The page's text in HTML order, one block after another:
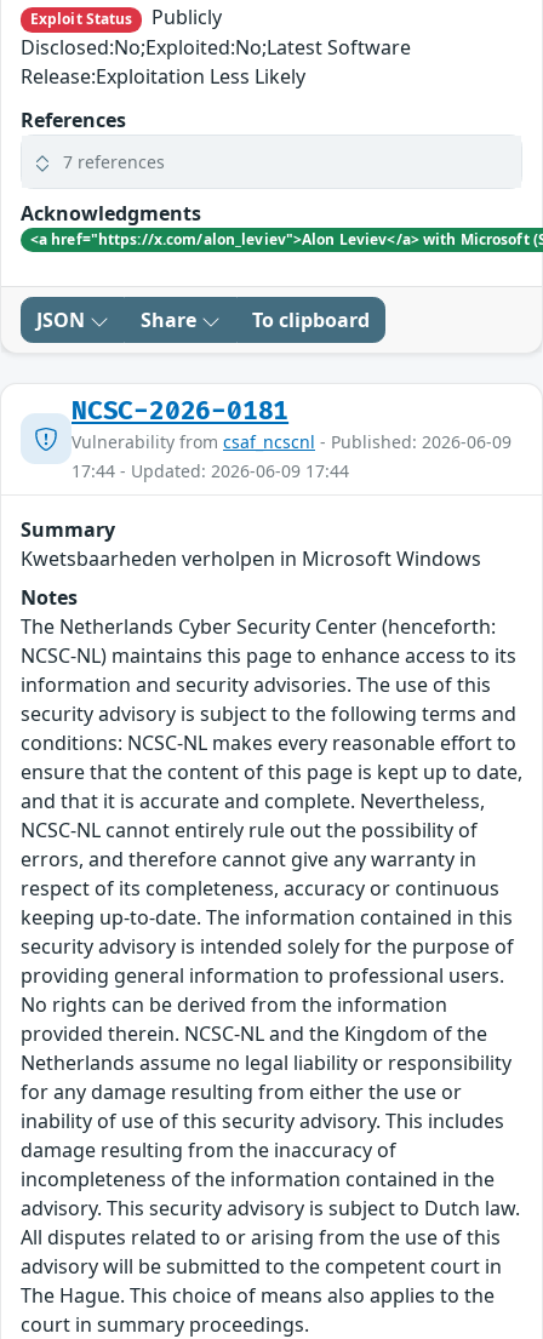
Exploit Status
Publicly
Disclosed:No;Exploited:No;Latest Software
Release:Exploitation Less Likely
References
7 references
Acknowledgments
<a href="https://x.com/alon_leviev">Alon Leviev</a> with Microsoft
JSON Share To clipboard
NCSC-2026-0181
Vulnerability from csaf_ncscnl - Published: 2026-06-09
17:44 - Updated: 2026-06-09 17:44
Summary
Kwetsbaarheden verholpen in Microsoft Windows
Notes
The Netherlands Cyber Security Center (henceforth:
NCSC-NL) maintains this page to enhance access to its
information and security advisories. The use of this
security advisory is subject to the following terms and
conditions: NCSC-NL makes every reasonable effort to
ensure that the content of this page is kept up to date,
and that it is accurate and complete. Nevertheless,
NCSC-NL cannot entirely rule out the possibility of
errors, and therefore cannot give any warranty in
respect of its completeness, accuracy or continuous
keeping up-to-date. The information contained in this
security advisory is intended solely for the purpose of
providing general information to professional users.
No rights can be derived from the information
provided therein. NCSC-NL and the Kingdom of the
Netherlands assume no legal liability or responsibility
for any damage resulting from either the use or
inability of use of this security advisory. This includes
damage resulting from the inaccuracy of
incompleteness of the information contained in the
advisory. This security advisory is subject to Dutch law.
All disputes related to or arising from the use of this
advisory will be submitted to the competent court in
The Hague. This choice of means also applies to the
court in summary proceedings.